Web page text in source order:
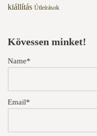
kiállítás Útleírások
Kövessen minket!
Name*
Email*